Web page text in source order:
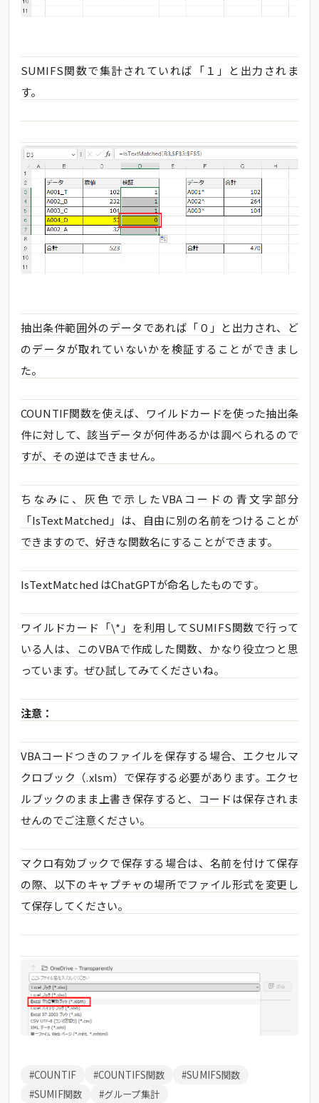
SUMIFS関数で集計されていれば「１」と出力されま
す。
抽出条件範囲外のデータであれば「０」と出力され、ど
のデータが取れていないかを検証することができまし
た。
COUNTIF関数を使えば、ワイルドカードを使った抽出条
件に対して、該当データが何件あるかは調べられるので
すが、その逆はできません。
ちなみに、灰色で示したVBAコードの青文字部分
「IsTextMatched」は、自由に別の名前をつけることが
できますので、好きな関数名にすることができます。
IsTextMatched はChatGPTが命名したものです。
ワイルドカード「\*」を利用してSUMIFS関数で行って
いる人は、このVBAで作成した関数、かなり役立つと思
っています。ぜひ試してみてくださいね。
注意：
VBAコードつきのファイルを保存する場合、エクセルマ
クロブック（.xlsm）で保存する必要があります。エクセ
ルブックのまま上書き保存すると、コードは保存されま
せんのでご注意ください。
マクロ有効ブックで保存する場合は、名前を付けて保存
の際、以下のキャプチャの場所でファイル形式を変更し
て保存してください。
#COUNTIF #COUNTIFS関数
#SUMIFS関数
#SUMIF関数
#グループ集計